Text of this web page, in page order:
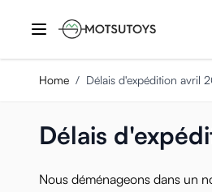
Home / Délais d'expédition avril
Délais
Nous déménageons dans un